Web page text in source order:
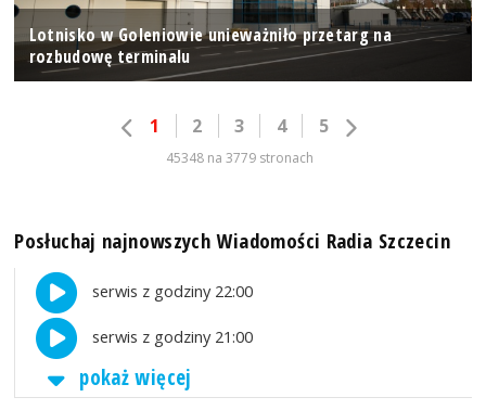
Lotnisko w Goleniowie unieważniło przetarg na
rozbudowę terminalu
1 2 3 4 5
45348 na 3779 stronach
Posłuchaj najnowszych Wiadomości Radia Szczecin
serwis z godziny 22:00
serwis z godziny 21:00
pokaż więcej